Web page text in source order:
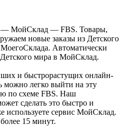
— МойСклад — FBS. Товары,
новые заказы из Детского
Автоматически
Детского мира в МойСклад.
и быстрорастущих онлайн-
можно легко выйти на эту
по схеме FBS. Наш
сделать это быстро и
используете сервис МойСклад.
15 минут.